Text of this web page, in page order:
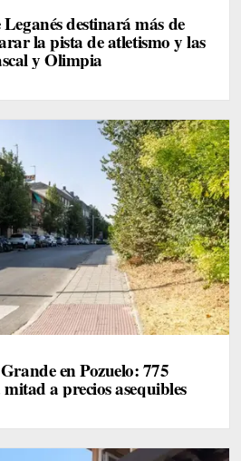
destinará más de
la pista de atletismo y las
y Olimpia
en Pozuelo: 775
a precios asequibles